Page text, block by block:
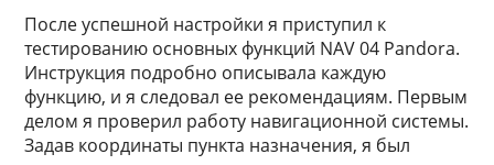
После успешной настройки я приступил к
тестированию основных функций NAV 04 Pandora.
Инструкция подробно описывала каждую
функцию, и я следовал ее рекомендациям. Первым
делом я проверил работу навигационной системы.
Задав координаты пункта назначения, я был